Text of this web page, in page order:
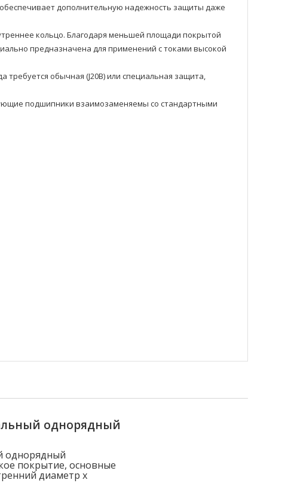
дополнительную надежность защиты даже
кольцо. Благодаря меньшей площади покрытой
предназначена для применений с токами высокой
требуется обычная (J20B) или специальная защита,
подшипники взаимозаменяемы со стандартными
однорядный
однорядный
покрытие, основные
диаметр x